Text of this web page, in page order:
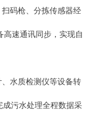
码枪、分拣传感器经
高速通讯同步，实现自
水质检测仪等设备转
成污水处理全程数据采